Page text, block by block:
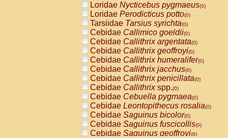
Loridae Nycticebus pygmaeus(0)
Loridae Perodicticus potto(0)
Tarsiidae Tarsius syrichta(0)
Cebidae Callimico goeldii(0)
Cebidae Callithrix argentata(0)
Cebidae Callithrix geoffroyi(0)
Cebidae Callithrix humeralifer(0)
Cebidae Callithrix jacchus(0)
Cebidae Callithrix penicillata(0)
Cebidae Callithrixspp.(0)
Cebidae Cebuella pygmaea(0)
Cebidae Leontopithecus rosalia(0)
Cebidae Saguinus bicolor(0)
Cebidae Saguinus fuscicollis(0)
Cebidae Saguinus geoffroyi(0)